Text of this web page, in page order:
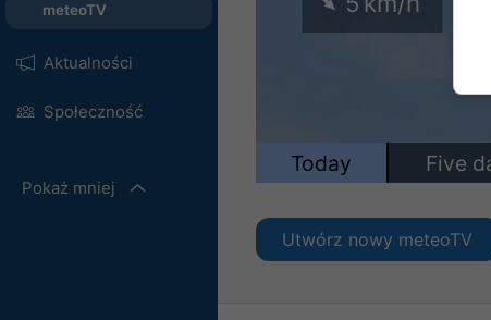
meteoTV
Aktualności
Społeczność
Pokaż mniej
Utwórz nowy meteoTV